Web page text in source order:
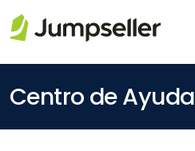
Centro de Ayuda